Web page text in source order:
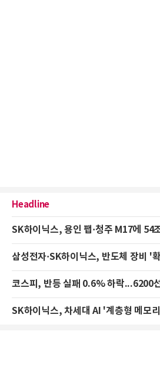
Headline
SK하이닉스, 용인 팹·청주 M17에 54
삼성전자·SK하이닉스, 반도체 장비 '
코스피, 반등 실패 0.6% 하락...6200
SK하이닉스, 차세대 AI '계층형 메모